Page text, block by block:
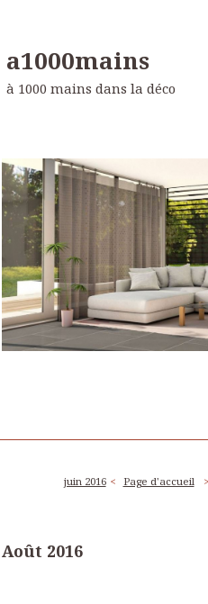
a1000mains
à 1000 mains dans la déco
juin 2016 Page d'accueil
Août 2016